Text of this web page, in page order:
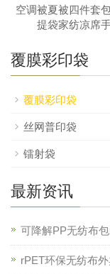
空调被夏被四件套
提袋家纺凉席
覆膜彩印袋
覆膜彩印袋
丝网普印袋
镭射袋
最新资讯
可降解PP无纺布
rPET环保无纺布